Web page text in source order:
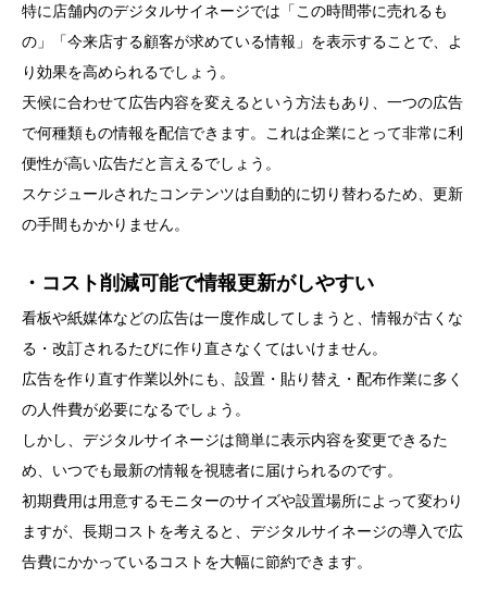
特に店舗内のデジタルサイネージでは「この時間帯に売れるも
の」「今来店する顧客が求めている情報」を表示することで、よ
り効果を高められるでしょう。
天候に合わせて広告内容を変えるという方法もあり、一つの広告
で何種類もの情報を配信できます。これは企業にとって非常に利
便性が高い広告だと言えるでしょう。
スケジュールされたコンテンツは自動的に切り替わるため、更新
の手間もかかりません。
・コスト削減可能で情報更新がしやすい
看板や紙媒体などの広告は一度作成してしまうと、情報が古くな
る・改訂されるたびに作り直さなくてはいけません。
広告を作り直す作業以外にも、設置・貼り替え・配布作業に多く
の人件費が必要になるでしょう。
しかし、デジタルサイネージは簡単に表示内容を変更できるた
め、いつでも最新の情報を視聴者に届けられるのです。
初期費用は用意するモニターのサイズや設置場所によって変わり
ますが、長期コストを考えると、デジタルサイネージの導入で広
告費にかかっているコストを大幅に節約できます。